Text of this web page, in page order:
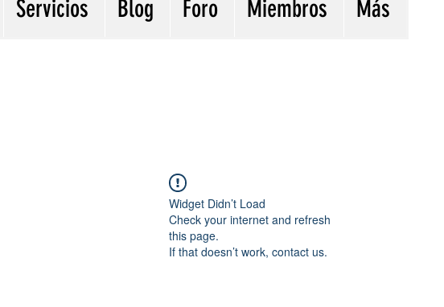
Servicios Blog Foro Miembros Más
Widget Didn’t Load
Check your internet and refresh
this page.
If that doesn’t work, contact us.